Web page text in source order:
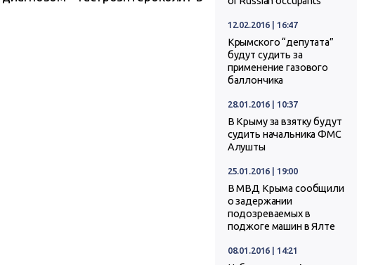
12.02.2016 | 16:47
Крымского “депутата”
будут судить за
применение газового
баллончика
28.01.2016 | 10:37
В Крыму за взятку будут
судить начальника ФМС
Алушты
25.01.2016 | 19:00
В МВД Крыма сообщили
о задержании
подозреваемых в
поджоге машин в Ялте
08.01.2016 | 14:21